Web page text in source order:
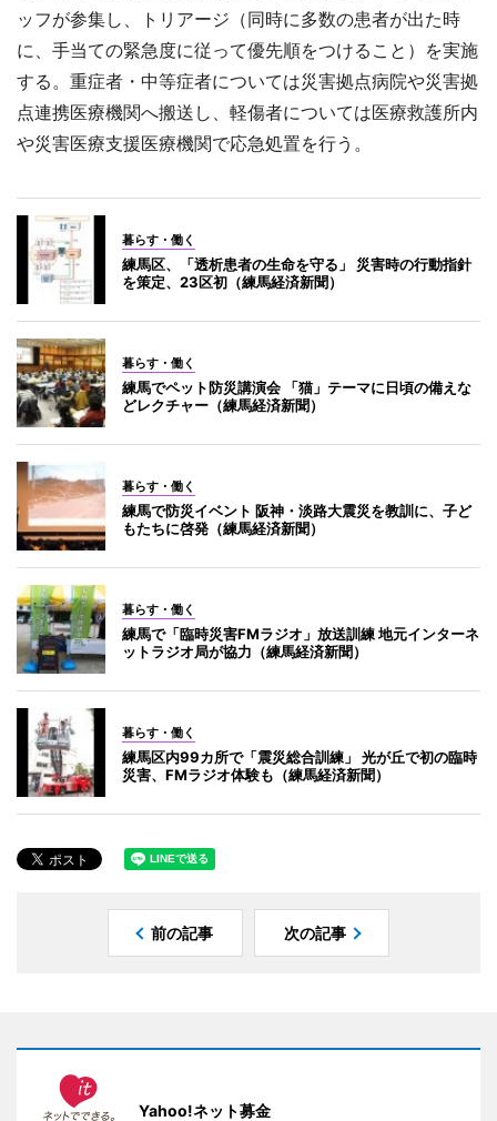
ッフが参集し、トリアージ（同時に多数の患者が出た時
に、手当ての緊急度に従って優先順をつけること）を実施
する。重症者・中等症者については災害拠点病院や災害拠
点連携医療機関へ搬送し、軽傷者については医療救護所内
や災害医療支援医療機関で応急処置を行う。
暮らす・働く
練馬区、「透析患者の生命を守る」 災害時の行動指針
を策定、23区初（練馬経済新聞）
暮らす・働く
練馬でペット防災講演会 「猫」テーマに日頃の備えな
どレクチャー（練馬経済新聞）
暮らす・働く
練馬で防災イベント 阪神・淡路大震災を教訓に、子ど
もたちに啓発（練馬経済新聞）
暮らす・働く
練馬で「臨時災害FMラジオ」放送訓練 地元インターネ
ットラジオ局が協力（練馬経済新聞）
暮らす・働く
練馬区内99カ所で「震災総合訓練」 光が丘で初の臨時
災害、FMラジオ体験も（練馬経済新聞）
前の記事 次の記事
Yahoo!ネット募金